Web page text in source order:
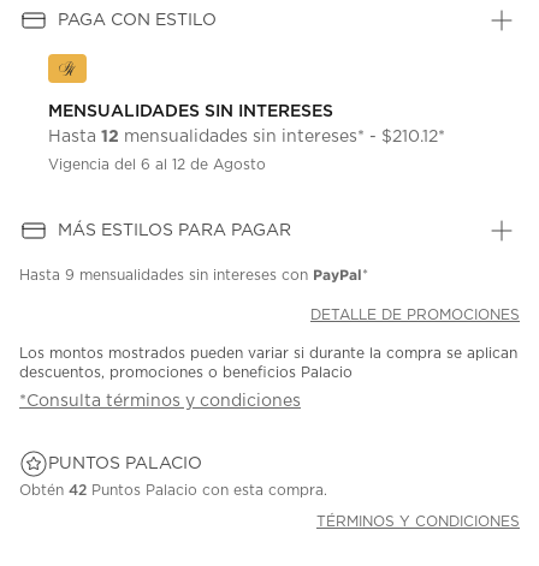
PAGA CON ESTILO
MENSUALIDADES SIN INTERESES
Hasta 12 mensualidades sin intereses* - $210.12*
Vigencia del 6 al 12 de Agosto
MÁS ESTILOS PARA PAGAR
Hasta 9 mensualidades sin intereses con PayPal*
DETALLE DE PROMOCIONES
Los montos mostrados pueden variar si durante la compra se aplican
descuentos, promociones o beneficios Palacio
*Consulta términos y condiciones
PUNTOS PALACIO
Obtén 42 Puntos Palacio con esta compra.
TÉRMINOS Y CONDICIONES